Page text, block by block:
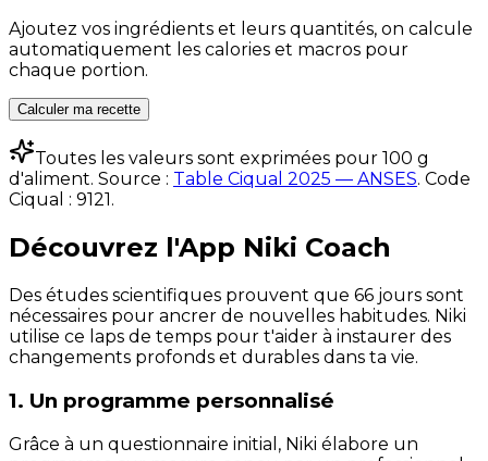
Ajoutez vos ingrédients et leurs quantités, on calcule
automatiquement les calories et macros pour
chaque portion.
Calculer ma recette
Toutes les valeurs sont exprimées pour 100 g
d'aliment. Source : Table Ciqual 2025 — ANSES. Code
Ciqual : 9121 .
Découvrez l'App Niki Coach
Des études scientifiques prouvent que 66 jours sont
nécessaires pour ancrer de nouvelles habitudes. Niki
utilise ce laps de temps pour t'aider à instaurer des
changements profonds et durables dans ta vie.
1. Un programme personnalisé
Grâce à un questionnaire initial, Niki élabore un